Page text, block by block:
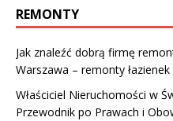
REMONTY
Jak znaleźć dobrą firmę
Warszawa – remonty łazienek
Właściciel Nieruchomości w
Przewodnik po Prawach i